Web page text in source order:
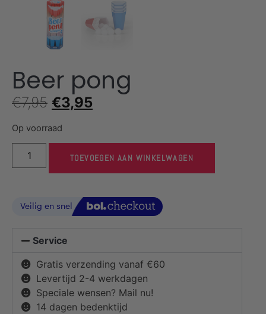
Beer pong
€7,95 €3,95
Op voorraad
TOEVOEGEN AAN WINKELWAGEN
Service
Gratis verzending vanaf €60
Levertijd 2-4 werkdagen
Speciale wensen? Mail nu!
14 dagen bedenktijd